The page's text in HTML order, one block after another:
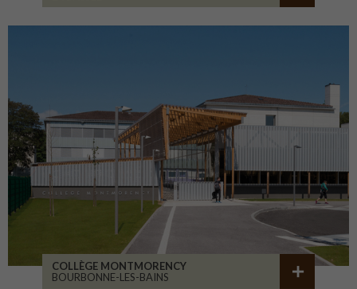
COLLÈGE MONTMORENCY
BOURBONNE-LES-BAINS